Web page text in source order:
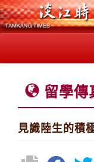
留學傳
見識陸生的積